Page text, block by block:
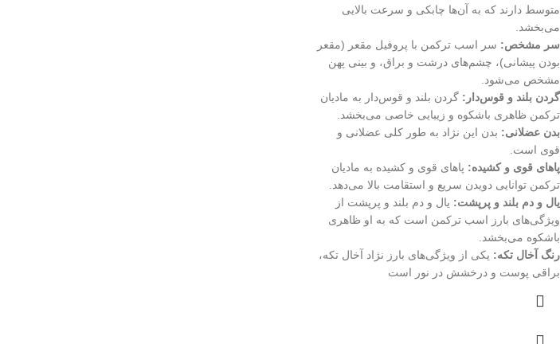
متوسط دارند که به آن‌ها چابکی و سرعت بالایی
می‌بخشد.
سر مشخص: سر اسب ترکمن با پروفیل مقعر (مقعر
بودن پیشانی)، چشم‌های درشت و براق، و بینی پهن
مشخص می‌شود.
گردن بلند و قوس‌دار: گردن بلند و قوس‌دار به مادیان
ترکمن ظاهری باشکوه و زیبایی خاصی می‌بخشد.
بدن عضلانی: بدن این نژاد به طور کلی عضلانی و
قوی است.
پاهای قوی و کشیده: پاهای قوی و کشیده به مادیان
ترکمن توانایی دویدن سریع و استقامت بالا می‌دهد.
یال و دم بلند و پرپشت: یال و دم بلند و پرپشت از
ویژگی‌های بارز اسب ترکمن است که به او ظاهری
باشکوه می‌بخشد.
رنگ آخال تکه: یکی از ویژگی‌های بارز نژاد آخال تکه،
براقی پوست و درخشش در نور است